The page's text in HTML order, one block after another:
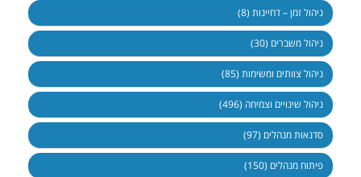
ניהול זמן – דחיינות (8)
ניהול משברים (30)
ניהול צוותים ומשימות (85)
ניהול שינויים וצמיחה (496)
סדנאות מנהלים (97)
פיתוח מנהלים (150)